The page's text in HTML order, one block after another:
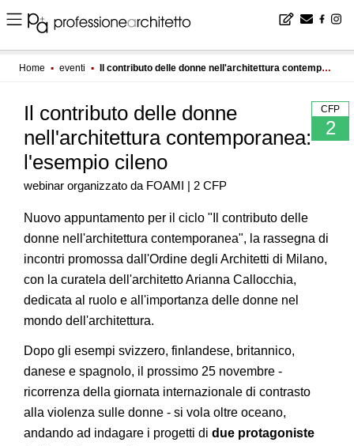
Home ▪ eventi ▪ Il contributo delle donne nell'architettura contemporanea: l'esempio cileno
CFP
2
Il contributo delle donne
nell'architettura contemporanea:
l'esempio cileno
webinar organizzato da FOAMI | 2 CFP
Nuovo appuntamento per il ciclo "Il contributo delle
donne nell'architettura contemporanea", la rassegna di
incontri promossa dall'Ordine degli Architetti di Milano,
con la curatela dell'architetto Arianna Callocchia,
dedicata al ruolo e all'importanza delle donne nel
mondo dell'architettura.
Dopo gli esempi svizzero, finlandese, britannico,
danese e spagnolo, il prossimo 25 novembre -
ricorrenza della giornata internazionale di contrasto
alla violenza sulle donne - si vola oltre oceano,
andando ad indagare i progetti di due protagoniste